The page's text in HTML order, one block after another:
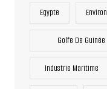
Egypte
Golfe De Guinée
Industrie Maritime